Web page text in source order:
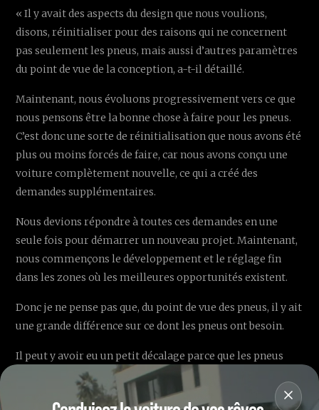
« Il y avait des aspects du design que nous voulions,
disons, réinitialiser pour des raisons qui ne concernent
pas seulement les pneus, mais aussi d’autres paramètres
du point de vue de la conception, a-t-il détaillé.
Maintenant, nous évoluons progressivement vers ce que
nous pensons être la bonne chose à faire pour les pneus.
C’est donc une sorte de réinitialisation que nous avons été
plus ou moins forcés de faire, car nous avons conçu une
voiture complètement nouvelle, ce qui a créé des
demandes supplémentaires.
Nous devions répondre à toutes ces demandes en une
seule fois pour démarrer un nouveau projet. Maintenant,
nous commençons le développement et le réglage fin
dans les zones où les meilleures opportunités existent.
Donc je ne pense pas que, du point de vue des pneus, il y ait
une grande différence sur ce dont les pneus ont besoin.
Il peut y avoir eu un petit décalage parce que les pneus
sont plus petits, mais c’est surtout que nous devons
concevoir la voiture pour répondre à la demande du pneu